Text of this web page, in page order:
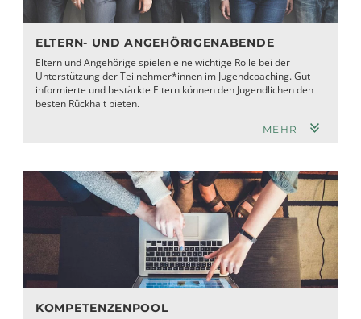
ELTERN- UND ANGEHÖRIGENABENDE
Eltern und Angehörige spielen eine wichtige Rolle bei der
Unterstützung der Teilnehmer*innen im Jugendcoaching. Gut
informierte und bestärkte Eltern können den Jugendlichen den
besten Rückhalt bieten.
MEHR
KOMPETENZENPOOL